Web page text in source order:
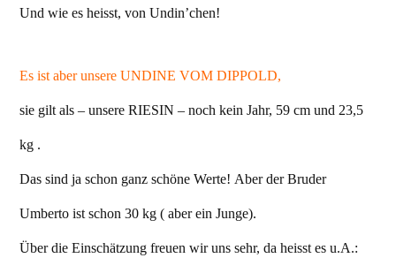
Und wie es heisst, von Undin’chen!
Es ist aber unsere UNDINE VOM DIPPOLD,
sie gilt als – unsere RIESIN – noch kein Jahr, 59 cm und 23,5
kg .
Das sind ja schon ganz schöne Werte! Aber der Bruder
Umberto ist schon 30 kg ( aber ein Junge).
Über die Einschätzung freuen wir uns sehr, da heisst es u.A.: